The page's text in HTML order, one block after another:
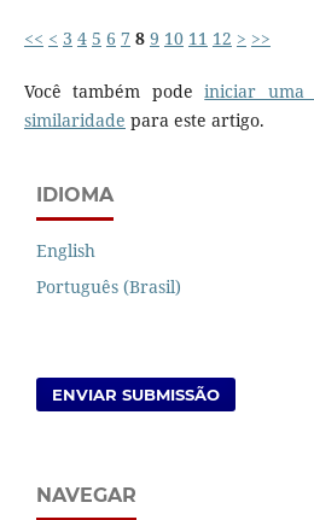
<< < 3 4 5 6 7 8 9 10 11 12 > >>
Você também podeiniciar uma
similaridade para este artigo.
IDIOMA
English
Português (Brasil)
ENVIAR SUBMISSÃO
NAVEGAR